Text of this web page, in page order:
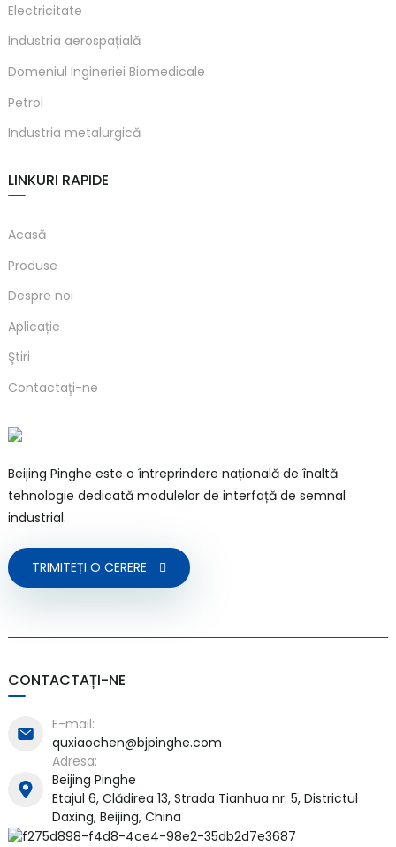
Electricitate
Industria aerospațială
Domeniul Ingineriei Biomedicale
Petrol
Industria metalurgică
LINKURI RAPIDE
Acasă
Produse
Despre noi
Aplicație
Ştiri
Contactaţi-ne
Beijing Pinghe este o întreprindere națională de înaltă
tehnologie dedicată modulelor de interfață de semnal
industrial.
TRIMITEȚI O CERERE
CONTACTAȚI-NE
E-mail:
quxiaochen@bjpinghe.com
Adresa:
Beijing Pinghe
Etajul 6, Clădirea 13, Strada Tianhua nr. 5, Districtul
Daxing, Beijing, China